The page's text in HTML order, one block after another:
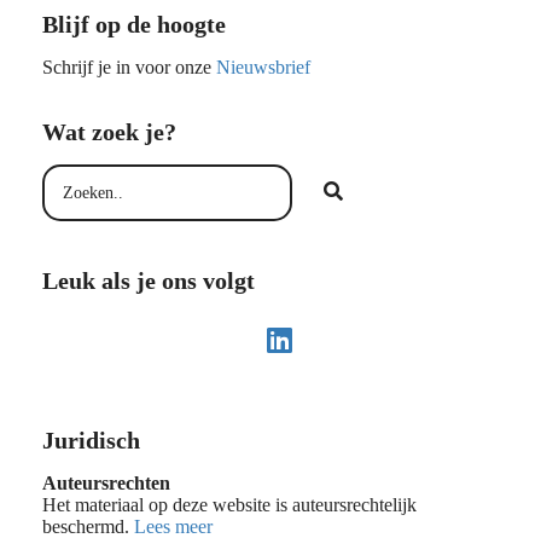
Blijf op de hoogte
Schrijf je in voor onze Nieuwsbrief
Wat zoek je?
Leuk als je ons volgt
Juridisch
Auteursrechten
Het materiaal op deze website is auteursrechtelijk
beschermd. Lees meer